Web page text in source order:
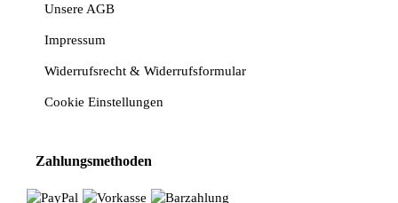
Unsere AGB
Impressum
Widerrufsrecht & Widerrufsformular
Cookie Einstellungen
Zahlungsmethoden